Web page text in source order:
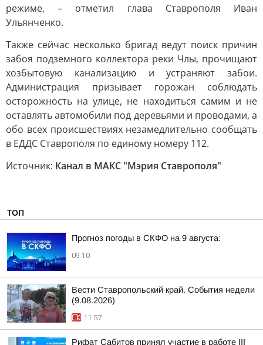
режиме, – отметил глава Ставрополя Иван
Ульянченко.
Также сейчас несколько бригад ведут поиск причин
забоя подземного коллектора реки Члы, прочищают
хозбытовую канализацию и устраняют забои.
Администрация призывает горожан соблюдать
осторожность на улице, не находиться самим и не
оставлять автомобили под деревьями и проводами, а
обо всех происшествиях незамедлительно сообщать
в ЕДДС Ставрополя по единому номеру 112.
Источник: Канал в МАКС "Мэрия Ставрополя"
ТОП
Прогноз погоды в СКФО на 9 августа:
09:10
Вести Ставропольский край. События недели
(9.08.2026)
11:57
Рифат Сабитов принял участие в работе III